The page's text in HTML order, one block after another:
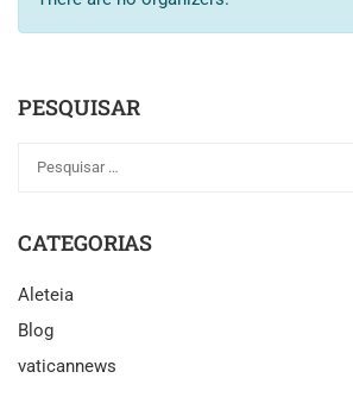
PESQUISAR
CATEGORIAS
Aleteia
Blog
vaticannews